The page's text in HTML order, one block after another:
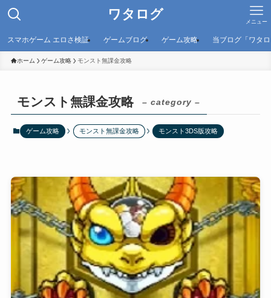
ワタログ メニュー
スマホゲーム エロさ検証 ゲームブログ ゲーム攻略 当ブログ「ワタ
ホーム ゲーム攻略 モンスト無課金攻略
モンスト無課金攻略 – category –
ゲーム攻略 モンスト無課金攻略 モンスト3DS版攻略